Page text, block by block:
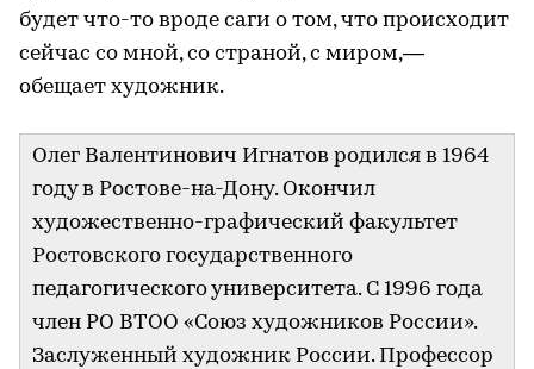
будет что-то вроде саги о том, что происходит
сейчас со мной, со страной, с миром,—
обещает художник.
Олег Валентинович Игнатов родился в 1964
году в Ростове-на-Дону. Окончил
художественно-графический факультет
Ростовского государственного
педагогического университета. С 1996 года
член РО ВТОО «Союз художников России».
Заслуженный художник России. Профессор